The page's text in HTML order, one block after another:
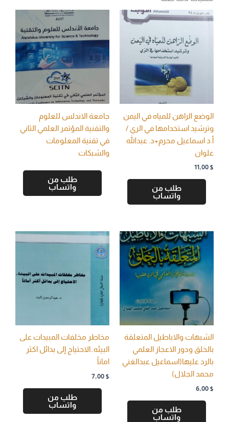
الوضع الراهن للمياه في اليمن
وترشيد استخدامها في الري /
أ.د اسماعيل محرم+د. عبدالله
علوان
11,00 $
طلب من
واتساب
جامعة الاندلس للعلوم
والتقنية المؤتمر العلمي الثاني
في تقنية المعلومات
والشبكات
طلب من
واتساب
الشبهات والاباطيل المتعلقة
بالخلق ودور الاعجاز العلمي
بالرد عليها(اسماعيل عبدالغني
محمد الجلال)
6,00 $
طلب من
واتساب
مخاطر مخلفات المبيدات على
البيئه..الاحتياج إلى بدائل اكثر
اماناً
7,00 $
طلب من
واتساب